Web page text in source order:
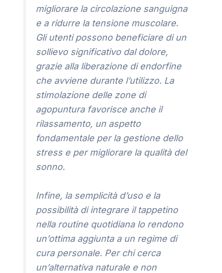
migliorare la circolazione sanguigna
e a ridurre la tensione muscolare.
Gli utenti possono beneficiare di un
sollievo significativo dal dolore,
grazie alla liberazione di endorfine
che avviene durante l’utilizzo. La
stimolazione delle zone di
agopuntura favorisce anche il
rilassamento, un aspetto
fondamentale per la gestione dello
stress e per migliorare la qualità del
sonno.
Infine, la semplicità d’uso e la
possibilità di integrare il tappetino
nella routine quotidiana lo rendono
un’ottima aggiunta a un regime di
cura personale. Per chi cerca
un’alternativa naturale e non